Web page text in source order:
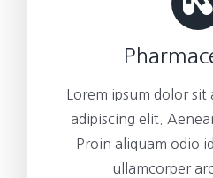
Lorem ipsum dolor
adipiscing elit.
Proin aliquam odio
ullamcorper